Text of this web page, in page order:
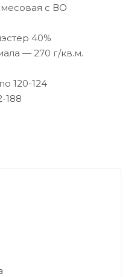
с ВО
40%
— 270 г/кв.м.
120-124
188